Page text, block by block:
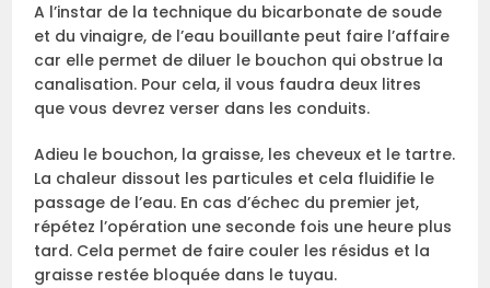
A l’instar de la technique du bicarbonate de soude
et du vinaigre, de l’eau bouillante peut faire l’affaire
car elle permet de diluer le bouchon qui obstrue la
canalisation. Pour cela, il vous faudra deux litres
que vous devrez verser dans les conduits.
Adieu le bouchon, la graisse, les cheveux et le tartre.
La chaleur dissout les particules et cela fluidifie le
passage de l’eau. En cas d’échec du premier jet,
répétez l’opération une seconde fois une heure plus
tard. Cela permet de faire couler les résidus et la
graisse restée bloquée dans le tuyau.